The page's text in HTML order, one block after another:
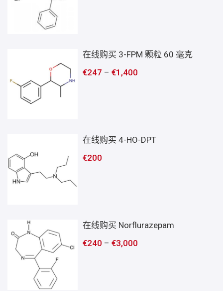
在线购买 3-FPM 颗粒 60 毫克
€247 –€1,400
在线购买 4-HO-DPT
€200
在线购买 Norflurazepam
€240 –€3,000